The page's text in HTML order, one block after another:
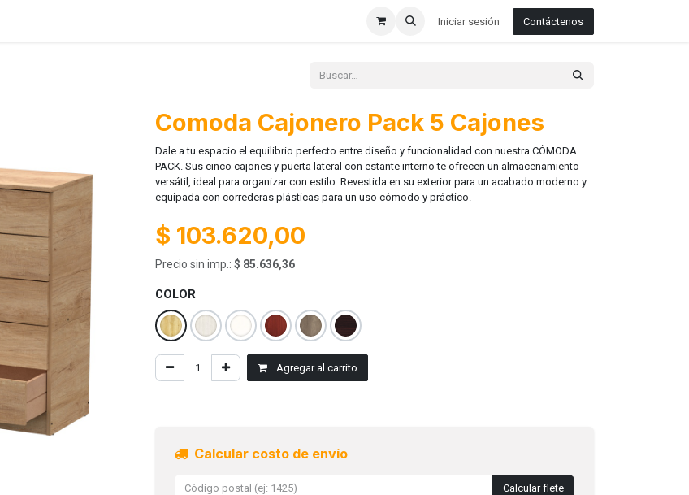
Iniciar sesión Contáctenos
Comoda Cajonero Pack 5 Cajones
Dale a tu espacio el equilibrio perfecto entre diseño y funcionalidad con nuestra CÓMODA
PACK. Sus cinco cajones y puerta lateral con estante interno te ofrecen un almacenamiento
versátil, ideal para organizar con estilo. Revestida en su exterior para un acabado moderno y
equipada con correderas plásticas para un uso cómodo y práctico.
$ 103.620,00
Precio sin imp.: $ 85.636,36
COLOR
Agregar al carrito
Calcular costo de envío
Calcular flete